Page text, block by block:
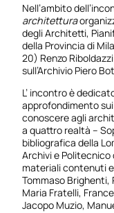
Nell’ambito
architettura
degli Architetti,
della Provincia di
20) Renzo
sull’Archivio Piero
L’ incontro è
approfondimento
conoscere agli
a quattro realtà –
bibliografica della
Archivi e Politecnico
materiali contenuti
Tommaso Brighenti,
Maria Fratelli,
Jacopo Muzio,